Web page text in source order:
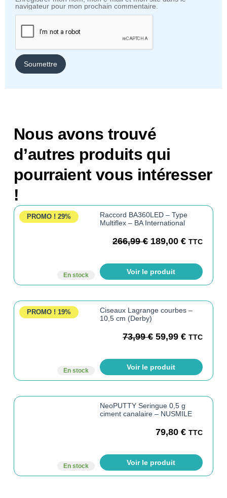
navigateur pour mon prochain commentaire.
Nous avons trouvé
d’autres produits qui
pourraient vous intéresser
!
PROMO ! 29%
En stock
Raccord BA360LED – Type
Multiflex – BA International
266,99€ 189,00€ TTC
Voir le produit
PROMO ! 19%
En stock
Ciseaux Lagrange courbes –
10,5 cm (Derby)
73,99€ 59,99€ TTC
Voir le produit
En stock
NeoPUTTY Seringue 0,5 g
ciment canalaire – NUSMILE
79,80€ TTC
Voir le produit